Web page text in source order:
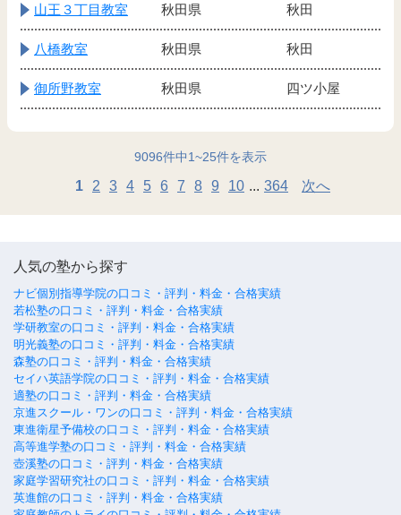
山王３丁目教室 秋田県 秋田
八橋教室 秋田県 秋田
御所野教室 秋田県 四ツ小屋
9096件中1~25件を表示
1 2 3 4 5 6 7 8 9 10 ... 364 次へ
人気の塾から探す
ナビ個別指導学院の口コミ・評判・料金・合格実績
若松塾の口コミ・評判・料金・合格実績
学研教室の口コミ・評判・料金・合格実績
明光義塾の口コミ・評判・料金・合格実績
森塾の口コミ・評判・料金・合格実績
セイハ英語学院の口コミ・評判・料金・合格実績
適塾の口コミ・評判・料金・合格実績
京進スクール・ワンの口コミ・評判・料金・合格実績
東進衛星予備校の口コミ・評判・料金・合格実績
高等進学塾の口コミ・評判・料金・合格実績
壺溪塾の口コミ・評判・料金・合格実績
家庭学習研究社の口コミ・評判・料金・合格実績
英進館の口コミ・評判・料金・合格実績